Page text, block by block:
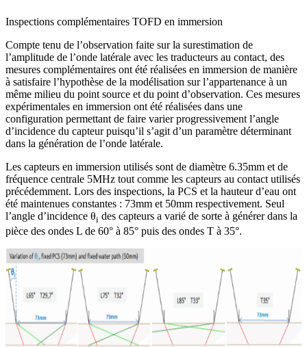
Inspections complémentaires TOFD en immersion
Compte tenu de l’observation faite sur la surestimation de
l’amplitude de l’onde latérale avec les traducteurs au contact, des
mesures complémentaires ont été réalisées en immersion de manière
à satisfaire l’hypothèse de la modélisation sur l’appartenance à un
même milieu du point source et du point d’observation. Ces mesures
expérimentales en immersion ont été réalisées dans une
configuration permettant de faire varier progressivement l’angle
d’incidence du capteur puisqu’il s’agit d’un paramètre déterminant
dans la génération de l’onde latérale.
Les capteurs en immersion utilisés sont de diamètre 6.35mm et de
fréquence centrale 5MHz tout comme les capteurs au contact utilisés
précédemment. Lors des inspections, la PCS et la hauteur d’eau ont
été maintenues constantes : 73mm et 50mm respectivement. Seul
l’angle d’incidence θi des capteurs a varié de sorte à générer dans la
pièce des ondes L de 60° à 85° puis des ondes T à 35°.